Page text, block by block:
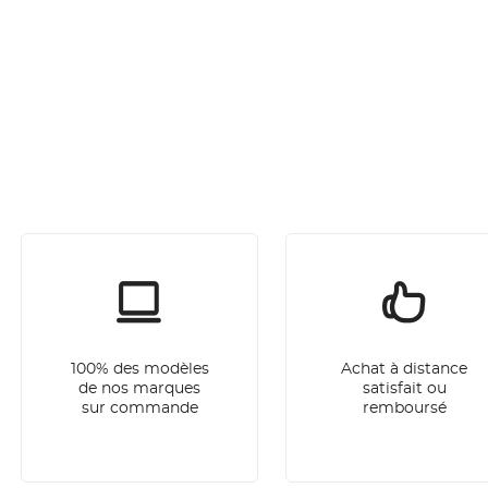
100% des modèles
de nos marques
sur commande
Achat à distance
satisfait ou
remboursé